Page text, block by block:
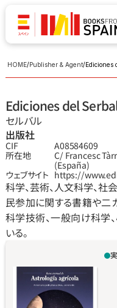
HOME/Publisher & Agent/Ediciones
Ediciones del
セルバル
出版社
CIF
A08584609
所在地
C/ Francesc
(España)
ウェブサイト https://
科学、芸術、人文科学、社
民参加に関する書籍や二
科学技術、一般向け科学
いる。
月、惑星、星座が、自然
与える影響については
耳にしたことがあるの
の衛星である月が潮の